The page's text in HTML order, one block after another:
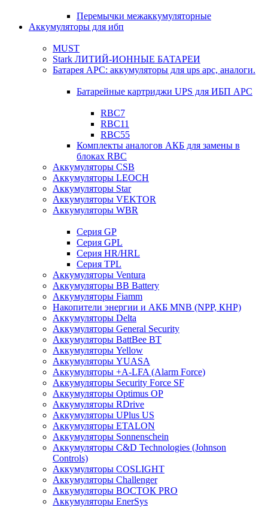
Перемычки межаккумуляторные
Аккумуляторы для ибп
MUST
Stark ЛИТИЙ-ИОННЫЕ БАТАРЕИ
Батарея APC: аккумуляторы для ups apc, аналоги.
Батарейные картриджи UPS для ИБП APC
RBC7
RBC11
RBC55
Комплекты аналогов АКБ для замены в
блоках RBC
Аккумуляторы CSB
Аккумуляторы LEOCH
Аккумуляторы Star
Аккумуляторы VEKTOR
Аккумуляторы WBR
Cерия GP
Серия GPL
Серия HR/HRL
Серия TPL
Аккумуляторы Ventura
Аккумуляторы BB Battery
Аккумуляторы Fiamm
Накопители энергии и АКБ MNB (NPP, КНР)
Аккумуляторы Delta
Аккумуляторы General Security
Аккумуляторы BattBee BT
Аккумуляторы Yellow
Аккумуляторы YUASA
Аккумуляторы +A-LFA (Alarm Force)
Аккумуляторы Security Force SF
Аккумуляторы Optimus OP
Аккумуляторы RDrive
Аккумуляторы UPlus US
Аккумуляторы ETALON
Аккумуляторы Sonnenschein
Аккумуляторы С&D Technologies (Johnson
Controls)
Аккумуляторы COSLIGHT
Аккумуляторы Challenger
Аккумуляторы ВОСТОК PRO
Аккумуляторы EnerSys